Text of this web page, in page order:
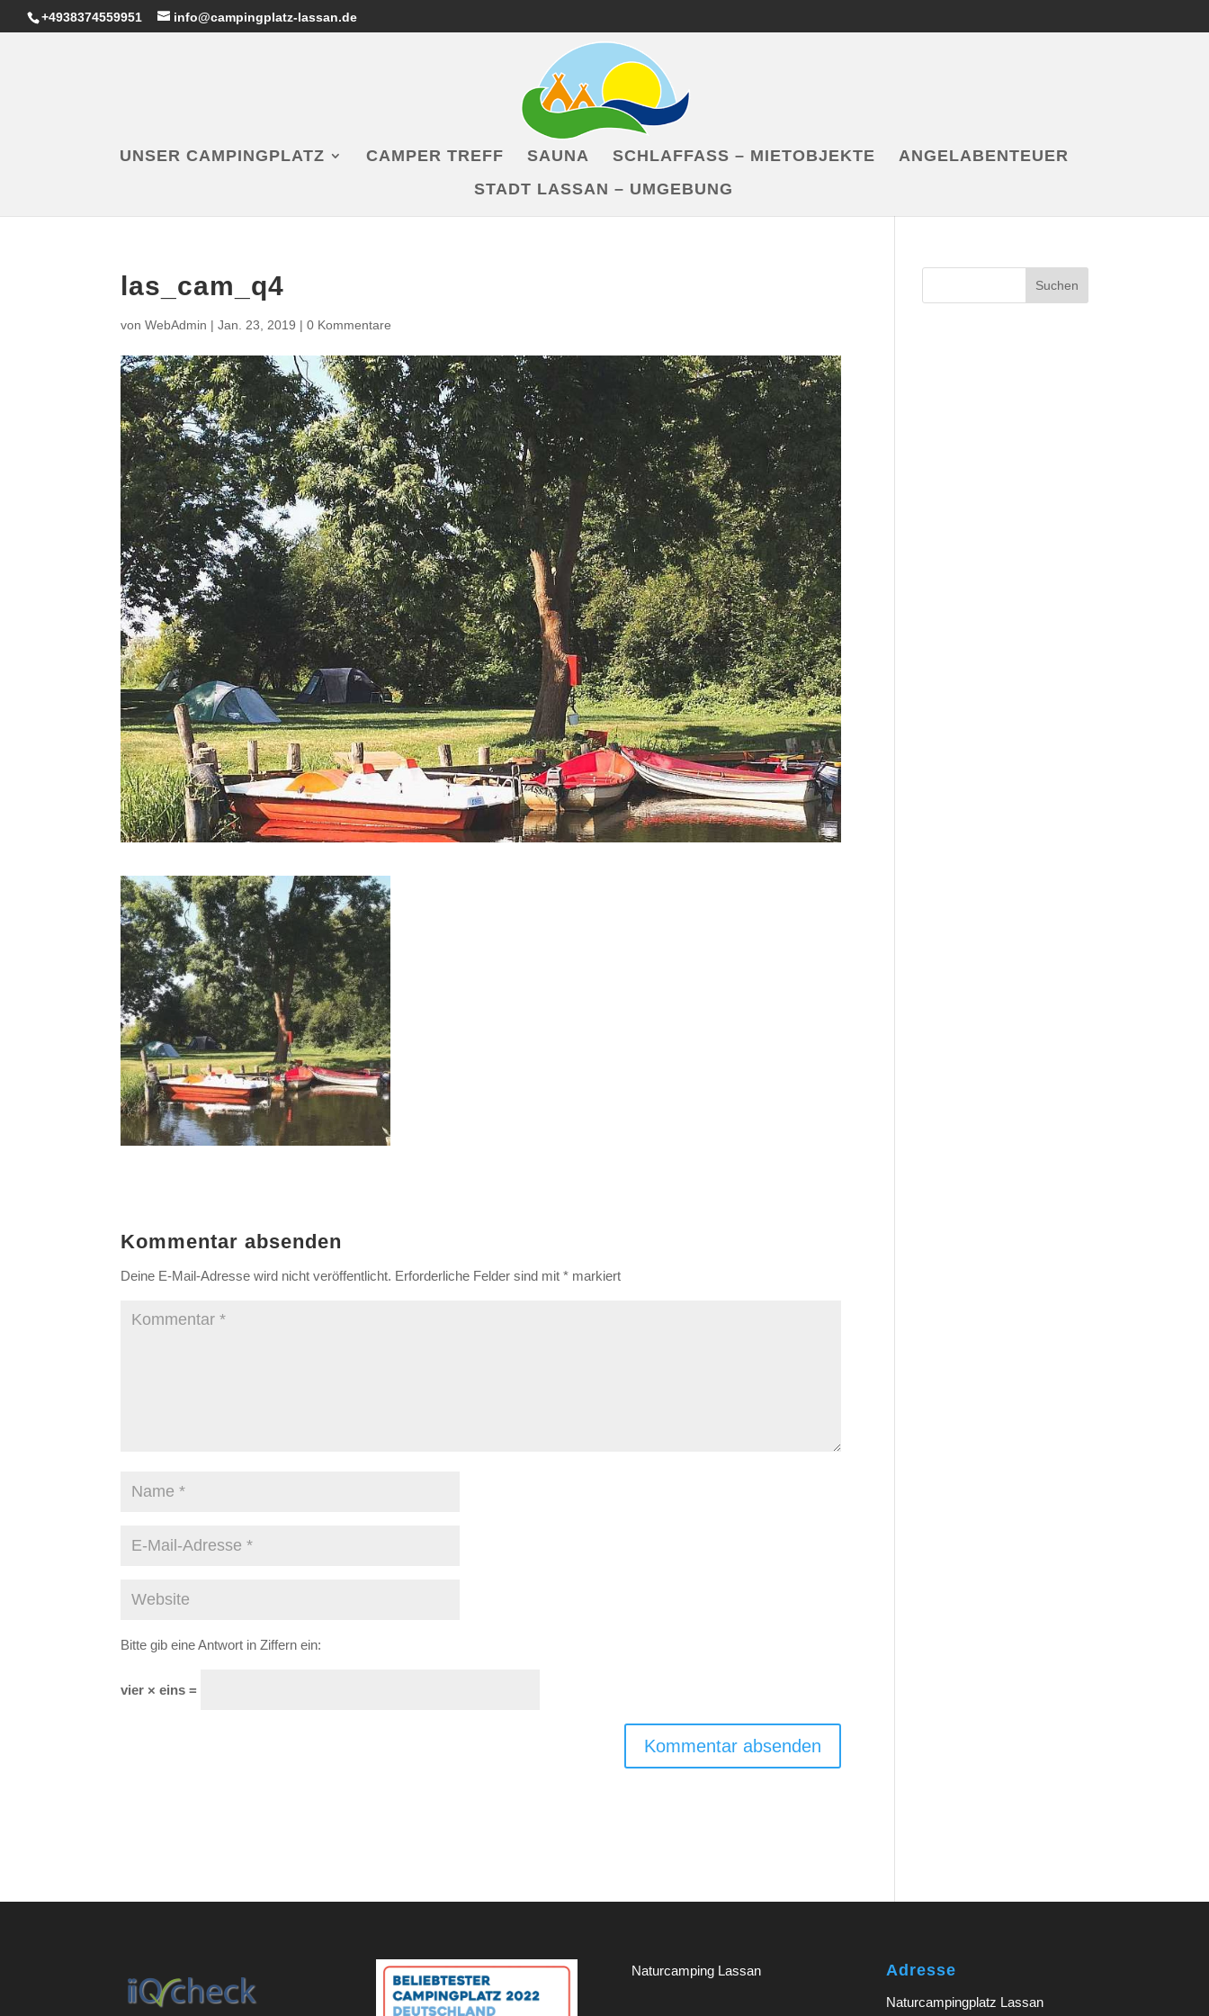
+4938374559951 info@campingplatz-lassan.de
UNSER CAMPINGPLATZ CAMPER TREFF SAUNA SCHLAFFASS – MIETOBJEKTE
ANGELABENTEUER
STADT LASSAN – UMGEBUNG
las_cam_q4
vonWebAdmin |Jan. 23, 2019 |0 Kommentare
Kommentar absenden
Deine E-Mail-Adresse wird nicht veröffentlicht. Erforderliche Felder sind mit* markiert
Bitte gib eine Antwort in Ziffern ein:
vier × eins =
n
Naturcamping Lassan Adresse
Naturcampingplatz Lassan